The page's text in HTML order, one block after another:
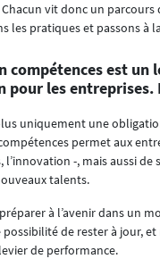
vit donc un
les pratiques et passons à
compétences est
pour les
uniquement une
permet aux
-, mais aussi de
talents.
préparer à l’avenir dans
de rester à jour,
de performance.